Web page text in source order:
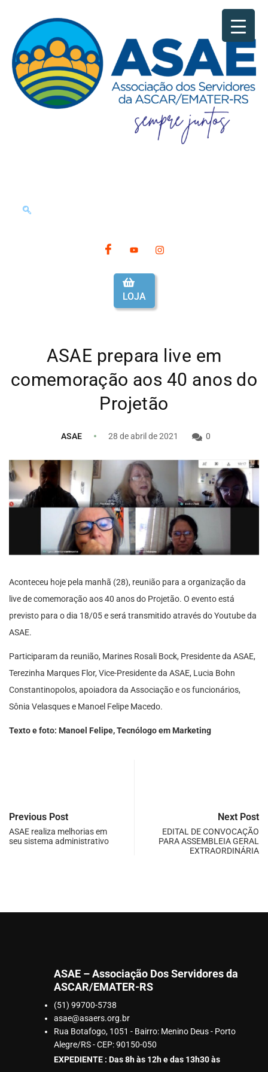
LOJA
ASAE prepara live em
comemoração aos 40 anos do
Projetão
ASAE 28 de abril de 2021 0
Aconteceu hoje pela manhã (28), reunião para a organização da
live de comemoração aos 40 anos do Projetão. O evento está
previsto para o dia 18/05 e será transmitido através do Youtube da
ASAE.
Participaram da reunião, Marines Rosali Bock, Presidente da ASAE,
Terezinha Marques Flor, Vice-Presidente da ASAE, Lucia Bohn
Constantinopolos, apoiadora da Associação e os funcionários,
Sônia Velasques e Manoel Felipe Macedo.
Texto e foto: Manoel Felipe, Tecnólogo em Marketing
Previous Post
ASAE realiza melhorias em
seu sistema administrativo
Next Post
EDITAL DE CONVOCAÇÃO
PARA ASSEMBLEIA GERAL
EXTRAORDINÁRIA
ASAE – Associação Dos Servidores da
ASCAR/EMATER-RS
(51) 99700-5738
asae@asaers.org.br
Rua Botafogo, 1051 - Bairro: Menino Deus - Porto
Alegre/RS - CEP: 90150-050
EXPEDIENTE : Das 8h às 12h e das 13h30 às